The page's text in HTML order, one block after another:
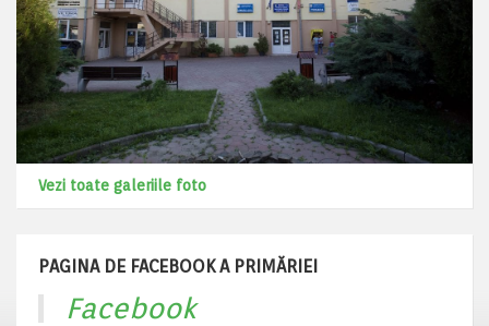
Vezi toate galeriile foto
PAGINA DE FACEBOOK A PRIMĂRIEI
Facebook